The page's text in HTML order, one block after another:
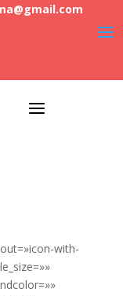
a
with-